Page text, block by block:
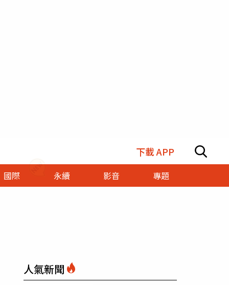
下載 APP
國際 永續 影音 專題
人氣新聞